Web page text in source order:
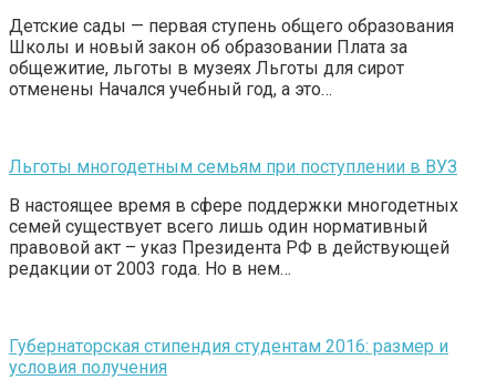
Детские сады — первая ступень общего образования
Школы и новый закон об образовании Плата за
общежитие, льготы в музеях Льготы для сирот
отменены Начался учебный год, а это…
Льготы многодетным семьям при поступлении в ВУЗ
В настоящее время в сфере поддержки многодетных
семей существует всего лишь один нормативный
правовой акт – указ Президента РФ в действующей
редакции от 2003 года. Но в нем…
Губернаторская стипендия студентам 2016: размер и
условия получения